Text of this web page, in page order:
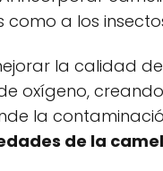
a los
la calidad
oxígeno,
la
de la